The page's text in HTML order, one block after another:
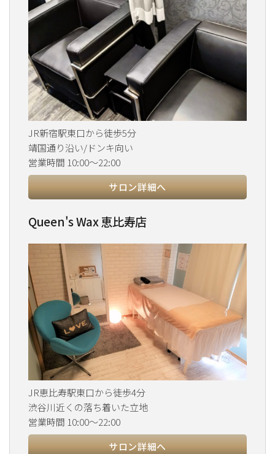
JR新宿駅東口から徒歩5分
靖国通り沿い/ドンキ向い
営業時間 10:00～22:00
サロン詳細へ
Queen's Wax 恵比寿店
JR恵比寿駅東口から徒歩4分
渋谷川近くの落ち着いた立地
営業時間 10:00～22:00
サロン詳細へ